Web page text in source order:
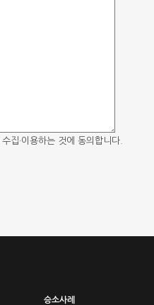
수집·이용하는 것에 동의합니다.
승소사례